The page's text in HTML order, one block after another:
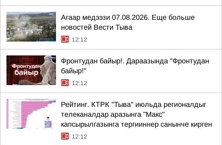
Агаар медээзи 07.08.2026. Еще больше
новостей Вести Тыва
12:12
Фронтудан байыр!. Дараазында "Фронтудан
байыр!"
12:12
Рейтинг. КТРК "Тыва" июльда регионалдыг
телеканалдар аразынга "Макс"
капсырылгазынга тергииннер санынче кирген
12:12